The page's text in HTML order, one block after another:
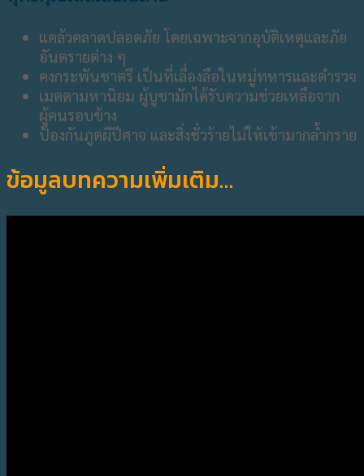
แคล้วคลาดปลอดภัย โดยเฉพาะจากอุบัติเหตุและภัย
อันตรายต่าง ๆ
คงกระพันชาตรี เป็นที่เลื่องลือในหมู่ทหารและตำรวจ
เมตตามหานิยม ผู้บูชามักได้รับความช่วยเหลือจาก
ผู้คนรอบข้าง
ป้องกันภูตผีปีศาจ และสิ่งชั่วร้ายไม่ให้เข้ามากล้ำกราย
ข้อมูลบทความเพิ่มเติม…